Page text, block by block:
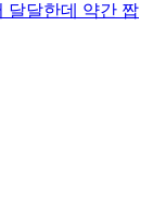
달달한데 약간 짭